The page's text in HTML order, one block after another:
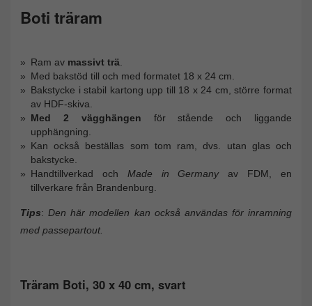
Boti träram
Ram av massivt trä
Med bakstöd till och med formatet 18 x 24 cm.
Bakstycke i stabil kartong upp till 18 x 24 cm, större format
av HDF-skiva.
Med 2 vägghängen för stående och liggande
upphängning.
Kan också beställas som tom ram, dvs. utan glas och
bakstycke.
Handtillverkad och Made in Germanyav FDM, en
tillverkare från Brandenburg.
Tips: Den här modellen kan också användas för inramning
med passepartout.
Träram Boti, 30 x 40 cm, svart